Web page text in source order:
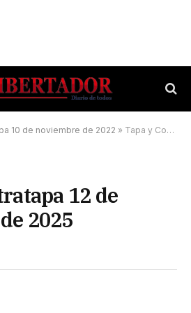
10 de noviembre de 2022 » Tapa y Contratapa 12 de noviembre de 2025
12 de
2025